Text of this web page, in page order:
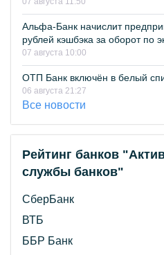
Альфа-Банк начислит
рублей кэшбэка за оборот по
07 августа 10:00
ОТП Банк включён в белый
06 августа 21:27
Все новости
Рейтинг банков
службы банков"
СберБанк
ВТБ
ББР Банк